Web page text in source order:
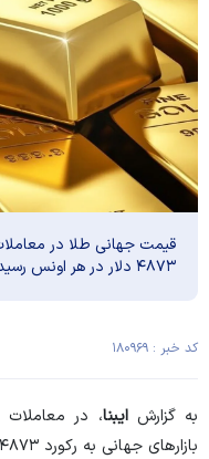
۴۸۷۳ دلار در هر اونس رسید.
کد خبر : ۱۸۰۹۶۹
به گزارشایبنا، در معاملات
بازار‌های جهانی به رکورد ۴۸۷۳ دلار رسیده است.